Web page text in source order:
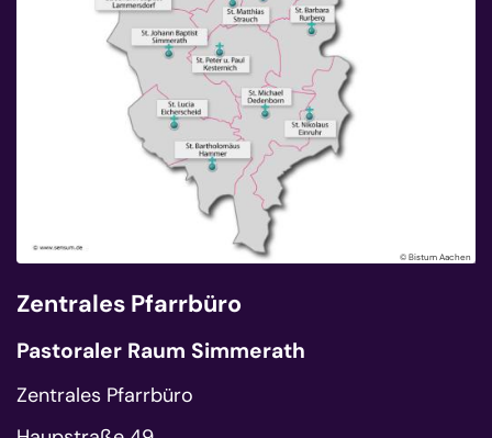
© Bistum Aachen
Zentrales Pfarrbüro
Pastoraler Raum Simmerath
Zentrales Pfarrbüro